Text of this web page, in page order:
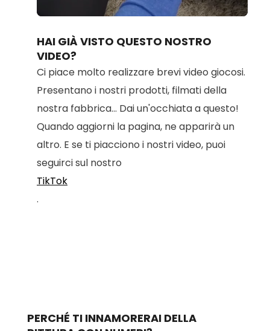
Loaded:
70.14%
HAI GIÀ VISTO QUESTO NOSTRO
VIDEO?
Ci piace molto realizzare brevi video giocosi.
Presentano i nostri prodotti, filmati della
nostra fabbrica... Dai un'occhiata a questo!
Quando aggiorni la pagina, ne apparirà un
altro. E se ti piacciono i nostri video, puoi
seguirci sul nostro
TikTok
.
PERCHÉ TI INNAMORERAI DELLA